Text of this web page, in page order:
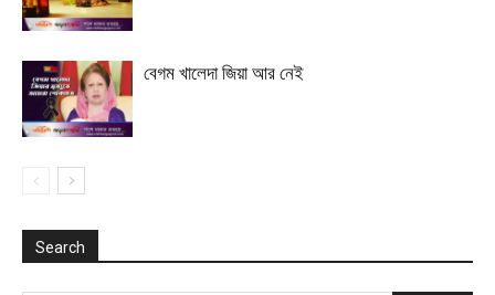
বেগম খালেদা জিয়া আর নেই
Search